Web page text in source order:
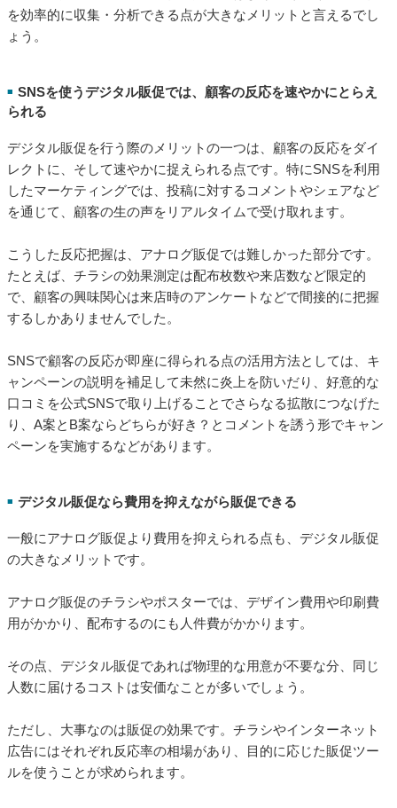
を効率的に収集・分析できる点が大きなメリットと言えるでし
ょう。
■ SNSを使うデジタル販促では、顧客の反応を速やかにとらえ
られる
デジタル販促を行う際のメリットの一つは、顧客の反応をダイ
レクトに、そして速やかに捉えられる点です。特にSNSを利用
したマーケティングでは、投稿に対するコメントやシェアなど
を通じて、顧客の生の声をリアルタイムで受け取れます。
こうした反応把握は、アナログ販促では難しかった部分です。
たとえば、チラシの効果測定は配布枚数や来店数など限定的
で、顧客の興味関心は来店時のアンケートなどで間接的に把握
するしかありませんでした。
SNSで顧客の反応が即座に得られる点の活用方法としては、キ
ャンペーンの説明を補足して未然に炎上を防いだり、好意的な
口コミを公式SNSで取り上げることでさらなる拡散につなげた
り、A案とB案ならどちらが好き？とコメントを誘う形でキャン
ペーンを実施するなどがあります。
■ デジタル販促なら費用を抑えながら販促できる
一般にアナログ販促より費用を抑えられる点も、デジタル販促
の大きなメリットです。
アナログ販促のチラシやポスターでは、デザイン費用や印刷費
用がかかり、配布するのにも人件費がかかります。
その点、デジタル販促であれば物理的な用意が不要な分、同じ
人数に届けるコストは安価なことが多いでしょう。
ただし、大事なのは販促の効果です。チラシやインターネット
広告にはそれぞれ反応率の相場があり、目的に応じた販促ツー
ルを使うことが求められます。